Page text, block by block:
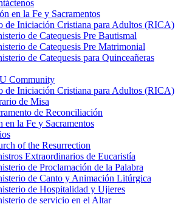
en la Fe y Sacramentos
de Iniciación Cristiana para Adultos (RICA)
de Catequesis Pre Bautismal
de Catequesis Pre Matrimonial
de Catequesis para Quinceañeras
Community
de Iniciación Cristiana para Adultos (RICA)
de Misa
de Reconciliación
en la Fe y Sacramentos
of the Resurrection
Extraordinarios de Eucaristía
de Proclamación de la Palabra
de Canto y Animación Litúrgica
de Hospitalidad y Ujieres
de servicio en el Altar